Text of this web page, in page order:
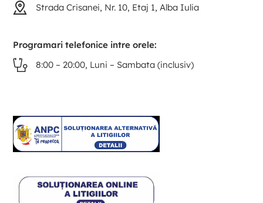
Strada Crisanei, Nr. 10, Etaj 1, Alba Iulia
Programari telefonice intre orele:
8:00 – 20:00, Luni – Sambata (inclusiv)